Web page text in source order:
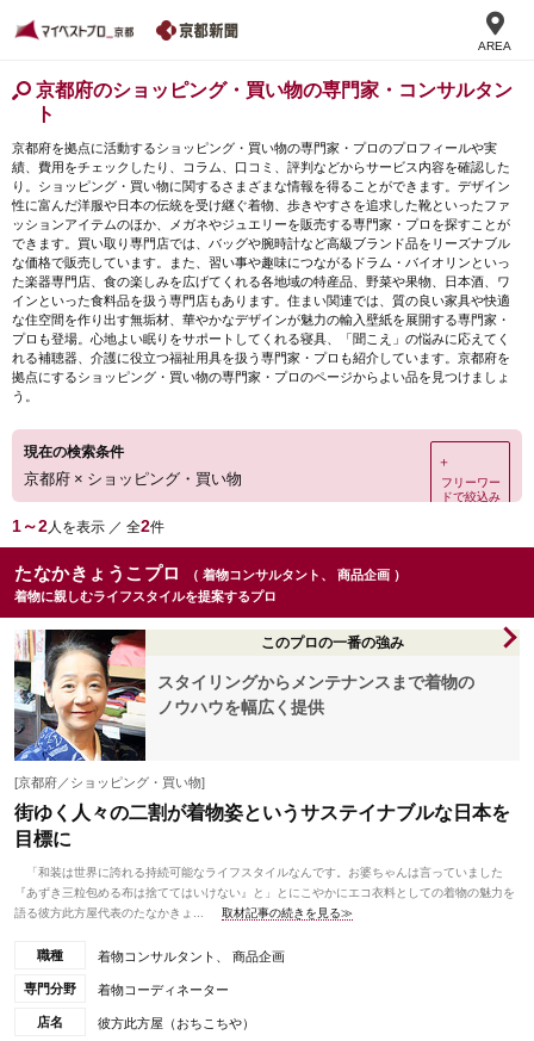
AREA
京都府のショッピング・買い物の専門家・コンサルタン
ト
京都府を拠点に活動するショッピング・買い物の専門家・プロのプロフィールや実
績、費用をチェックしたり、コラム、口コミ、評判などからサービス内容を確認した
り。ショッピング・買い物に関するさまざまな情報を得ることができます。デザイン
性に富んだ洋服や日本の伝統を受け継ぐ着物、歩きやすさを追求した靴といったファ
ッションアイテムのほか、メガネやジュエリーを販売する専門家・プロを探すことが
できます。買い取り専門店では、バッグや腕時計など高級ブランド品をリーズナブル
な価格で販売しています。また、習い事や趣味につながるドラム・バイオリンといっ
た楽器専門店、食の楽しみを広げてくれる各地域の特産品、野菜や果物、日本酒、ワ
インといった食料品を扱う専門店もあります。住まい関連では、質の良い家具や快適
な住空間を作り出す無垢材、華やかなデザインが魅力の輸入壁紙を展開する専門家・
プロも登場。心地よい眠りをサポートしてくれる寝具、「聞こえ」の悩みに応えてく
れる補聴器、介護に役立つ福祉用具を扱う専門家・プロも紹介しています。京都府を
拠点にするショッピング・買い物の専門家・プロのページからよい品を見つけましょ
う。
現在の検索条件
京都府 × ショッピング・買い物
＋
フリーワー
ドで絞込み
1～2人を表示 ／ 全2件
たなかきょうこプロ
（ 着物コンサルタント、 商品企画 ）
着物に親しむライフスタイルを提案するプロ
このプロの一番の強み
スタイリングからメンテナンスまで着物の
ノウハウを幅広く提供
[京都府／ショッピング・買い物]
街ゆく人々の二割が着物姿というサステイナブルな日本を
目標に
「和装は世界に誇れる持続可能なライフスタイルなんです。お婆ちゃんは言っていました
『あずき三粒包める布は捨ててはいけない』と」とにこやかにエコ衣料としての着物の魅力を
語る彼方此方屋代表のたなかきょ...
取材記事の続きを見る≫
職種 着物コンサルタント、 商品企画
専門分野 着物コーディネーター
店名 彼方此方屋（おちこちや）